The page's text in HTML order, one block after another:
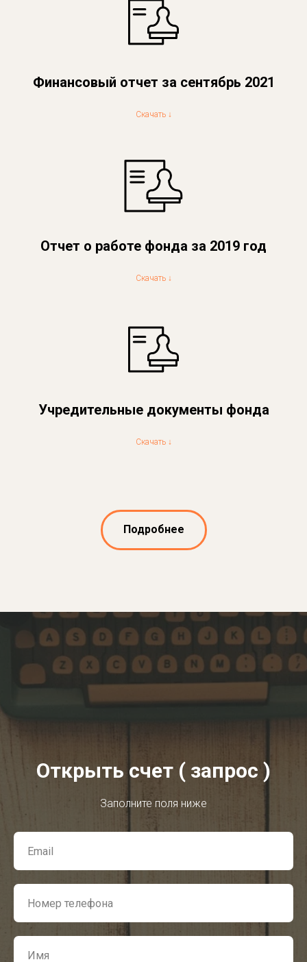
Финансовый отчет за сентябрь 2021
Скачать ↓
Отчет о работе фонда за 2019 год
Скачать ↓
Учредительные документы фонда
Скачать ↓
Подробнее
Открыть счет ( запрос )
Заполните поля ниже